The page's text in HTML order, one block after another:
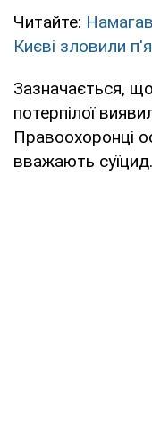
Читайте:
Києві зловили
Зазначається,
потерпілої
Правоохоронці
вважають суїцид.